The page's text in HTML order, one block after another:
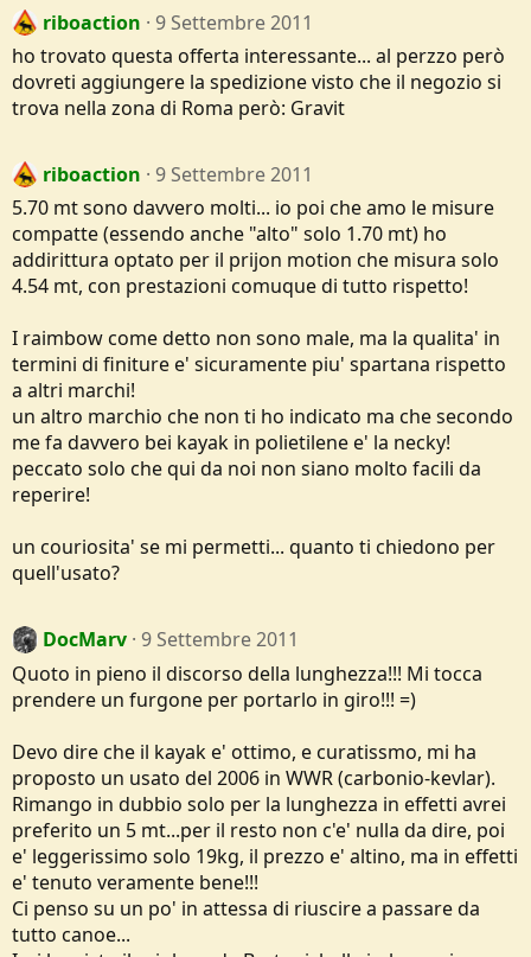
riboaction
9 Settembre 2011
ho trovato questa offerta interessante... al perzzo però
dovreti aggiungere la spedizione visto che il negozio si
trova nella zona di Roma però: Gravit
riboaction
9 Settembre 2011
5.70 mt sono davvero molti... io poi che amo le misure
compatte (essendo anche "alto" solo 1.70 mt) ho
addirittura optato per il prijon motion che misura solo
4.54 mt, con prestazioni comuque di tutto rispetto!
I raimbow come detto non sono male, ma la qualita' in
termini di finiture e' sicuramente piu' spartana rispetto
a altri marchi!
un altro marchio che non ti ho indicato ma che secondo
me fa davvero bei kayak in polietilene e' la necky!
peccato solo che qui da noi non siano molto facili da
reperire!
un couriosita' se mi permetti... quanto ti chiedono per
quell'usato?
DocMarv 9 Settembre 2011
Quoto in pieno il discorso della lunghezza!!! Mi tocca
prendere un furgone per portarlo in giro!!! =)
Devo dire che il kayak e' ottimo, e curatissmo, mi ha
proposto un usato del 2006 in WWR (carbonio-kevlar).
Rimango in dubbio solo per la lunghezza in effetti avrei
preferito un 5 mt...per il resto non c'e' nulla da dire, poi
e' leggerissimo solo 19kg, il prezzo e' altino, ma in effetti
e' tenuto veramente bene!!!
Ci penso su un po' in attessa di riuscire a passare da
tutto canoe...